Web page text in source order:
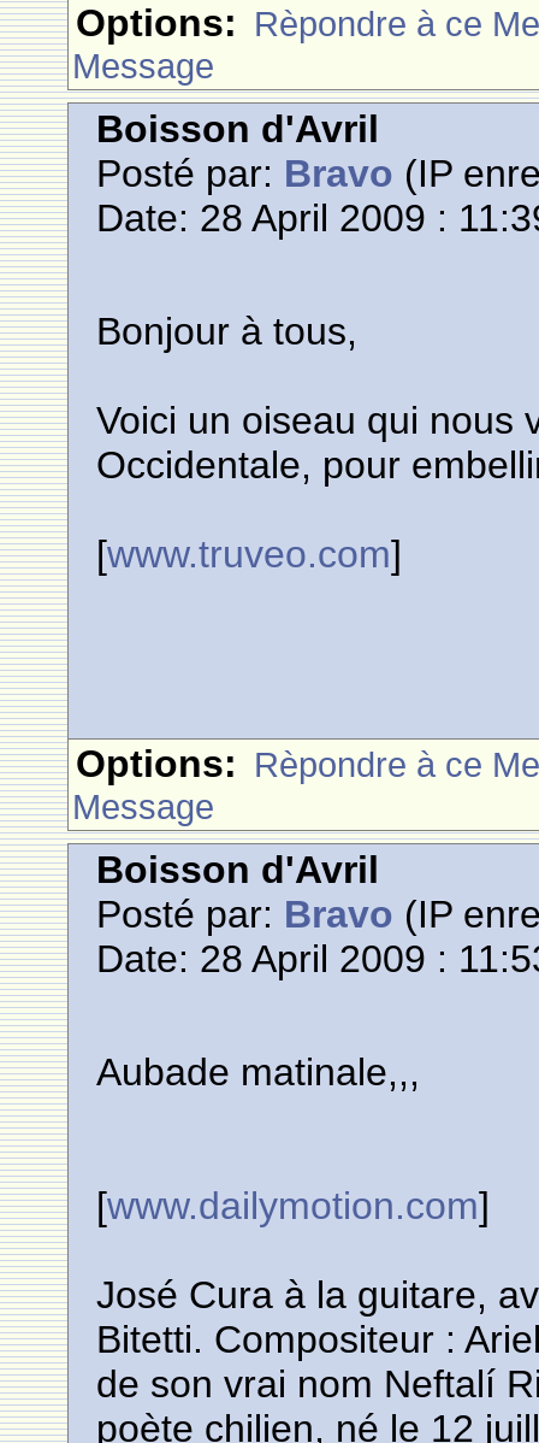
Options: Rèpondre à ce
Message
Boisson d'Avril
Posté par: Bravo (IP
Date: 28 April 2009 :
Bonjour à tous,
Voici un oiseau qui nous
Occidentale, pour
[www.truveo.com]
Options: Rèpondre à ce
Message
Boisson d'Avril
Posté par: Bravo (IP
Date: 28 April 2009 :
Aubade matinale,,,
[www.dailymotion.com]
José Cura à la guitare,
Bitetti. Compositeur :
de son vrai nom Neftalí
poète chilien, né le 12